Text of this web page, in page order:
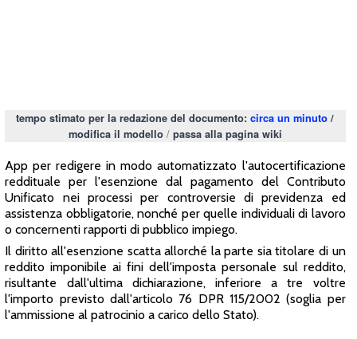
tempo stimato per la redazione del documento:circa un minuto /
modifica il modello/ passa alla pagina wiki
App per redigere in modo automatizzato l'autocertificazione
reddituale per l'esenzione dal pagamento del Contributo
Unificato nei processi per controversie di previdenza ed
assistenza obbligatorie, nonché per quelle individuali di lavoro
o concernenti rapporti di pubblico impiego.
Il diritto all'esenzione scatta allorché la parte sia titolare di un
reddito imponibile ai fini dell'imposta personale sul reddito,
risultante dall'ultima dichiarazione, inferiore a tre voltre
l'importo previsto dall'articolo 76 DPR 115/2002 (soglia per
l'ammissione al patrocinio a carico dello Stato).